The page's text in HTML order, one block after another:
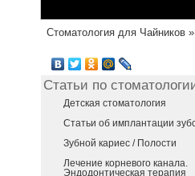
Стоматология для Чайников »
Статьи по
Детская стоматология
Статьи об имплантации
Зубной кариес / Полости
Лечение корневого канала.
Эндодонтическая терапия